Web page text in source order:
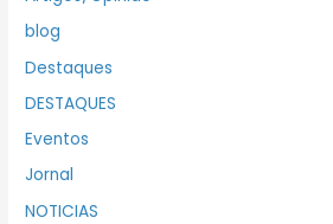
blog
Destaques
DESTAQUES
Eventos
Jornal
NOTICIAS